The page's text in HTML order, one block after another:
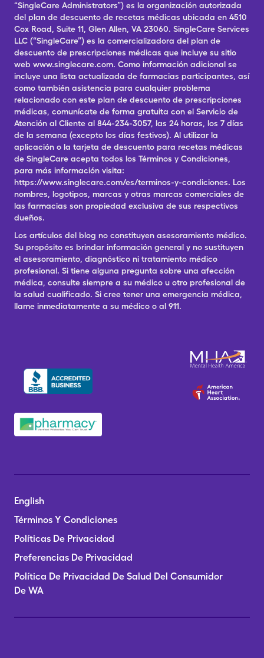
“SingleCare Administrators”) es la organización autorizada
del plan de descuento de recetas médicas ubicada en 4510
Cox Road, Suite 11, Glen Allen, VA 23060. SingleCare Services
LLC (“SingleCare”) es la comercializadora del plan de
descuento de prescripciones médicas que incluye su sitio
web www.singlecare.com. Como información adicional se
incluye una lista actualizada de farmacias participantes, así
como también asistencia para cualquier problema
relacionado con este plan de descuento de prescripciones
médicas, comunícate de forma gratuita con el Servicio de
Atención al Cliente al 844-234-3057, las 24 horas, los 7 días
de la semana (excepto los días festivos). Al utilizar la
aplicación o la tarjeta de descuento para recetas médicas
de SingleCare acepta todos los Términos y Condiciones,
para más información visita:
https://www.singlecare.com/es/terminos-y-condiciones. Los
nombres, logotipos, marcas y otras marcas comerciales de
las farmacias son propiedad exclusiva de sus respectivos
dueños.
Los artículos del blog no constituyen asesoramiento médico.
Su propósito es brindar información general y no sustituyen
el asesoramiento, diagnóstico ni tratamiento médico
profesional. Si tiene alguna pregunta sobre una afección
médica, consulte siempre a su médico u otro profesional de
la salud cualificado. Si cree tener una emergencia médica,
llame inmediatamente a su médico o al 911.
English
Términos Y Condiciones
Políticas De Privacidad
Preferencias De Privacidad
Política De Privacidad De Salud Del Consumidor
De WA